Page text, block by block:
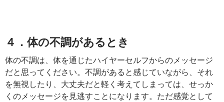
４．体の不調があるとき
体の不調は、体を通じたハイヤーセルフからのメッセージ
だと思ってください。不調があると感じていながら、それ
を無視したり、大丈夫だと軽く考えてしまっては、せっか
くのメッセージを見逃すことになります。ただ感覚として